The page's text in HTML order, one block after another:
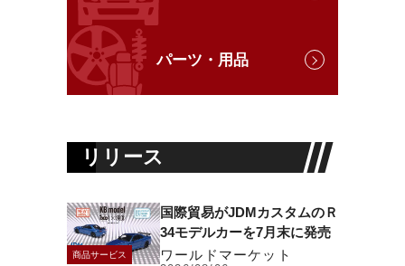
パーツ・用品
リリース
商品サービス
国際貿易がJDMカスタムのＲ
34モデルカーを7月末に発売
ワールドマーケット